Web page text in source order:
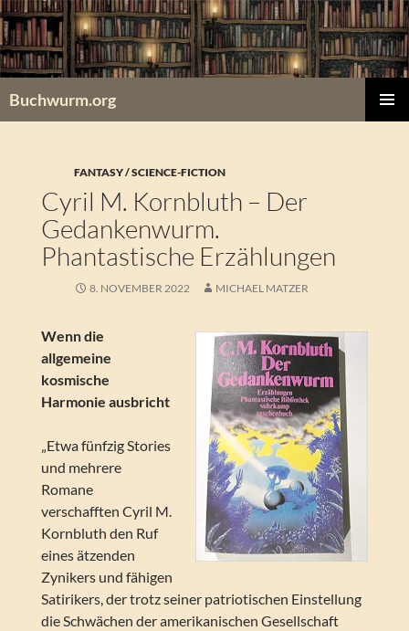
Zum
Inhalt
springen
Buchwurm.org
FANTASY / SCIENCE-FICTION
Cyril M. Kornbluth – Der
Gedankenwurm.
Phantastische Erzählungen
8. NOVEMBER 2022 MICHAEL MATZER
Wenn die
allgemeine
kosmische
Harmonie ausbricht
„Etwa fünfzig Stories
und mehrere
Romane
verschafften Cyril M.
Kornbluth den Ruf
eines ätzenden
Zynikers und fähigen
Satirikers, der trotz seiner patriotischen Einstellung
die Schwächen der amerikanischen Gesellschaft